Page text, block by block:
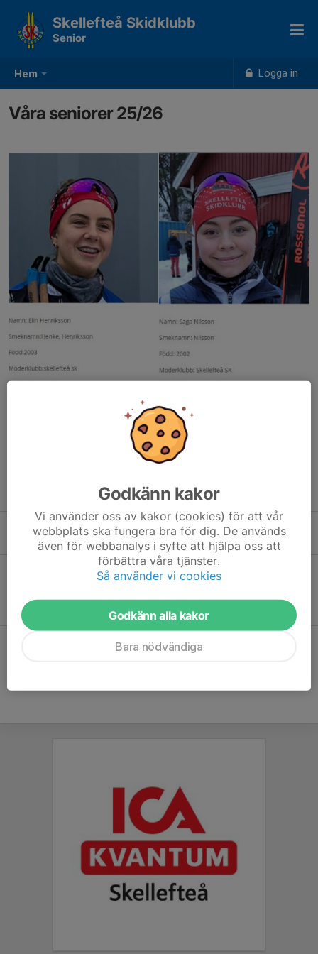
Hem Logga in
Skellefteå Skidklubb
Senior
Våra seniorer 25/26
Kommande aktiviteter
Godkänn kakor
Vi använder oss av kakor (cookies) för att vår
webbplats ska fungera bra för dig. De används
även för webbanalys i syfte att hjälpa oss att
förbättra våra tjänster.
Så använder vi cookies
Godkänn alla kakor
Bara nödvändiga